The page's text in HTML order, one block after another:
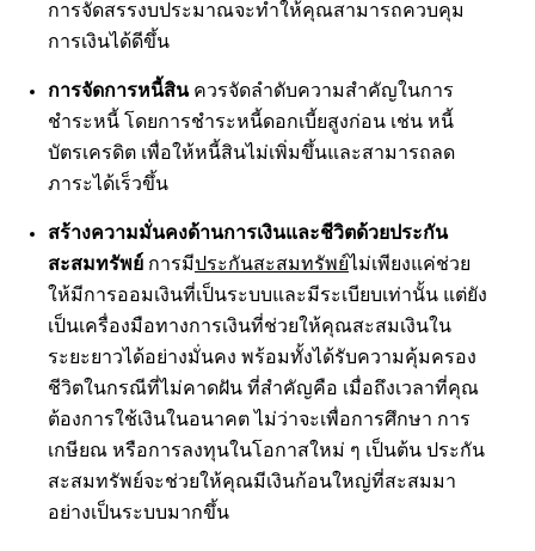
การจัดสรรงบประมาณจะทำให้คุณสามารถควบคุม
การเงินได้ดีขึ้น
การจัดการหนี้สิน ควรจัดลำดับความสำคัญในการ
ชำระหนี้ โดยการชำระหนี้ดอกเบี้ยสูงก่อน เช่น หนี้
บัตรเครดิต เพื่อให้หนี้สินไม่เพิ่มขึ้นและสามารถลด
ภาระได้เร็วขึ้น
สร้างความมั่นคงด้านการเงินและชีวิตด้วยประกัน
สะสมทรัพย์ การมีประกันสะสมทรัพย์ไม่เพียงแค่ช่วย
ให้มีการออมเงินที่เป็นระบบและมีระเบียบเท่านั้น แต่ยัง
เป็นเครื่องมือทางการเงินที่ช่วยให้คุณสะสมเงินใน
ระยะยาวได้อย่างมั่นคง พร้อมทั้งได้รับความคุ้มครอง
ชีวิตในกรณีที่ไม่คาดฝัน ที่สำคัญคือ เมื่อถึงเวลาที่คุณ
ต้องการใช้เงินในอนาคต ไม่ว่าจะเพื่อการศึกษา การ
เกษียณ หรือการลงทุนในโอกาสใหม่ ๆ เป็นต้น ประกัน
สะสมทรัพย์จะช่วยให้คุณมีเงินก้อนใหญ่ที่สะสมมา
อย่างเป็นระบบมากขึ้น